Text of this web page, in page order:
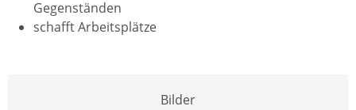
Gegenständen
schafft Arbeitsplätze
Bilder